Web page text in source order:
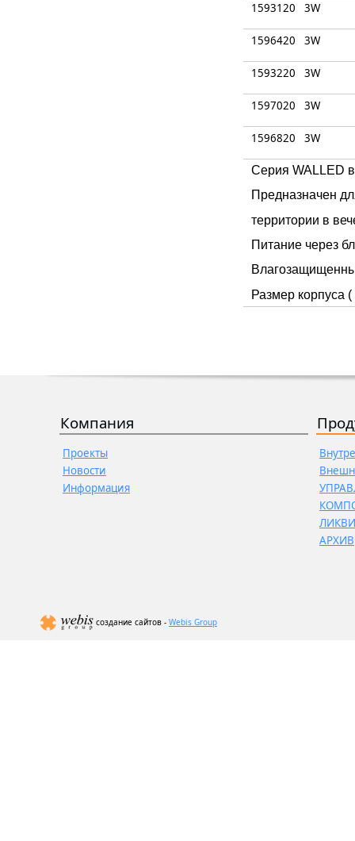
1593120
3W
1596420 3W
1593220 3W
1597020 3W
1596820 3W
Серия WALLED
Предназначен
территории в
Питание через
Размер корпуса
Компания
Проекты
Новости
Информация
АРХИВ
создание сайтов - Webis Group